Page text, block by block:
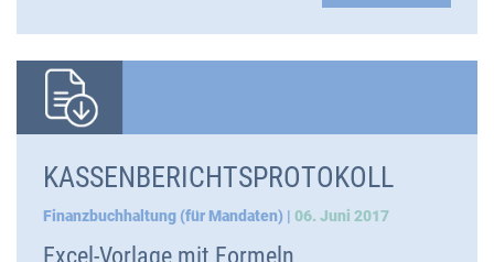
KASSENBERICHTSPROTOKOLL
Finanzbuchhaltung (für Mandaten) | 06. Juni 2017
Excel-Vorlage mit Formeln